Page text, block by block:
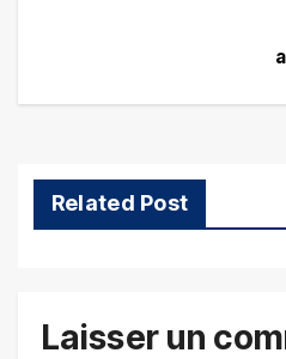
Related Post
Laisser un